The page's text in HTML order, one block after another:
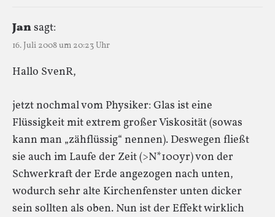
Jansagt:
16. Juli 2008 um 20:23 Uhr
Hallo SvenR,
jetzt nochmal vom Physiker: Glas ist eine
Flüssigkeit mit extrem großer Viskosität (sowas
kann man „zähflüssig“ nennen). Deswegen fließt
sie auch im Laufe der Zeit (>N*100yr) von der
Schwerkraft der Erde angezogen nach unten,
wodurch sehr alte Kirchenfenster unten dicker
sein sollten als oben. Nun ist der Effekt wirklich